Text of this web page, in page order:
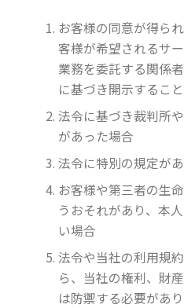
お客様の同意が得ら
客様が希望されるサ
業務を委託する関係
に基づき開示するこ
法令に基づき裁判所
があった場合
法令に特別の規定が
お客様や第三者の生
うおそれがあり、本
い場合
法令や当社の利用規
ら、当社の権利、財
は防禦する必要があ